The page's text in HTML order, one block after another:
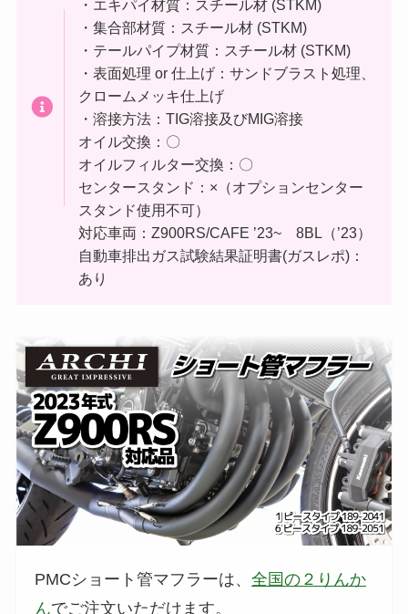
・エキパイ材質：スチール材 (STKM)
・集合部材質：スチール材 (STKM)
・テールパイプ材質：スチール材 (STKM)
・表面処理 or 仕上げ：サンドブラスト処理、
クロームメッキ仕上げ
・溶接方法：TIG溶接及びMIG溶接
オイル交換：〇
オイルフィルター交換：〇
センタースタンド：×（オプションセンター
スタンド使用不可）
対応車両：Z900RS/CAFE ’23~ 8BL（’23）
自動車排出ガス試験結果証明書(ガスレポ)：
あり
PMCショート管マフラーは、全国の２りんか
んでご注文いただけます。